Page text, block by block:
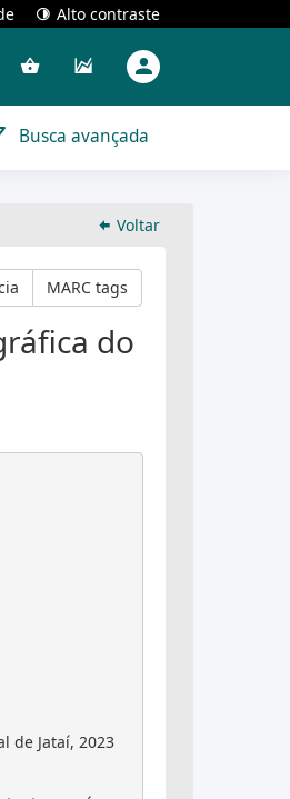
Alto contraste
Busca avançada
Voltar
MARC tags
do
de Jataí, 2023